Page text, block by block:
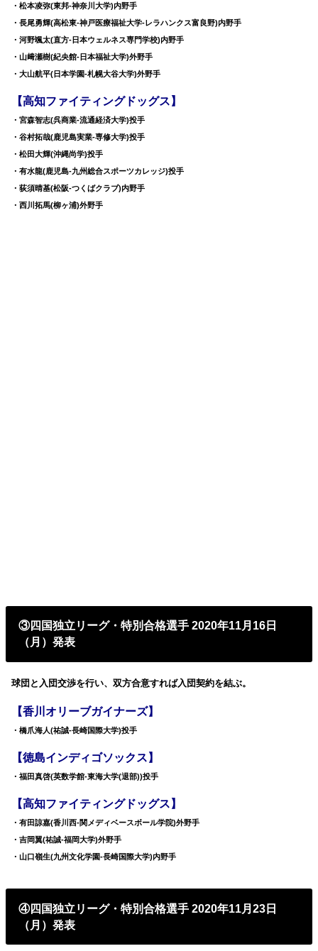
・松本凌弥(東邦-神奈川大学)内野手
・長尾勇輝(高松東-神戸医療福祉大学-レラハンクス富良野)内野手
・河野颯太(直方-日本ウェルネス専門学校)内野手
・山﨑瀬樹(紀央館-日本福祉大学)外野手
・大山航平(日本学園-札幌大谷大学)外野手
【高知ファイティングドッグス】
・宮森智志(呉商業-流通経済大学)投手
・谷村拓哉(鹿児島実業-専修大学)投手
・松田大輝(沖縄尚学)投手
・有水龍(鹿児島-九州総合スポーツカレッジ)投手
・荻須晴基(松阪-つくばクラブ)内野手
・西川拓馬(柳ヶ浦)外野手
③四国独立リーグ・特別合格選手 2020年11月16日
（月）発表
球団と入団交渉を行い、双方合意すれば入団契約を結ぶ。
【香川オリーブガイナーズ】
・橋爪海人(祐誠-長崎国際大学)投手
【徳島インディゴソックス】
・福田真啓(英数学館-東海大学(退部))投手
【高知ファイティングドッグス】
・有田諒嘉(香川西-関メディベースボール学院)外野手
・吉岡翼(祐誠-福岡大学)外野手
・山口嶺生(九州文化学園-長崎国際大学)内野手
④四国独立リーグ・特別合格選手 2020年11月23日
（月）発表